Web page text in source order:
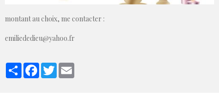
montant au choix, me contacter :
emiliededieu@yahoo.fr
PartagerFacebook
Twitter